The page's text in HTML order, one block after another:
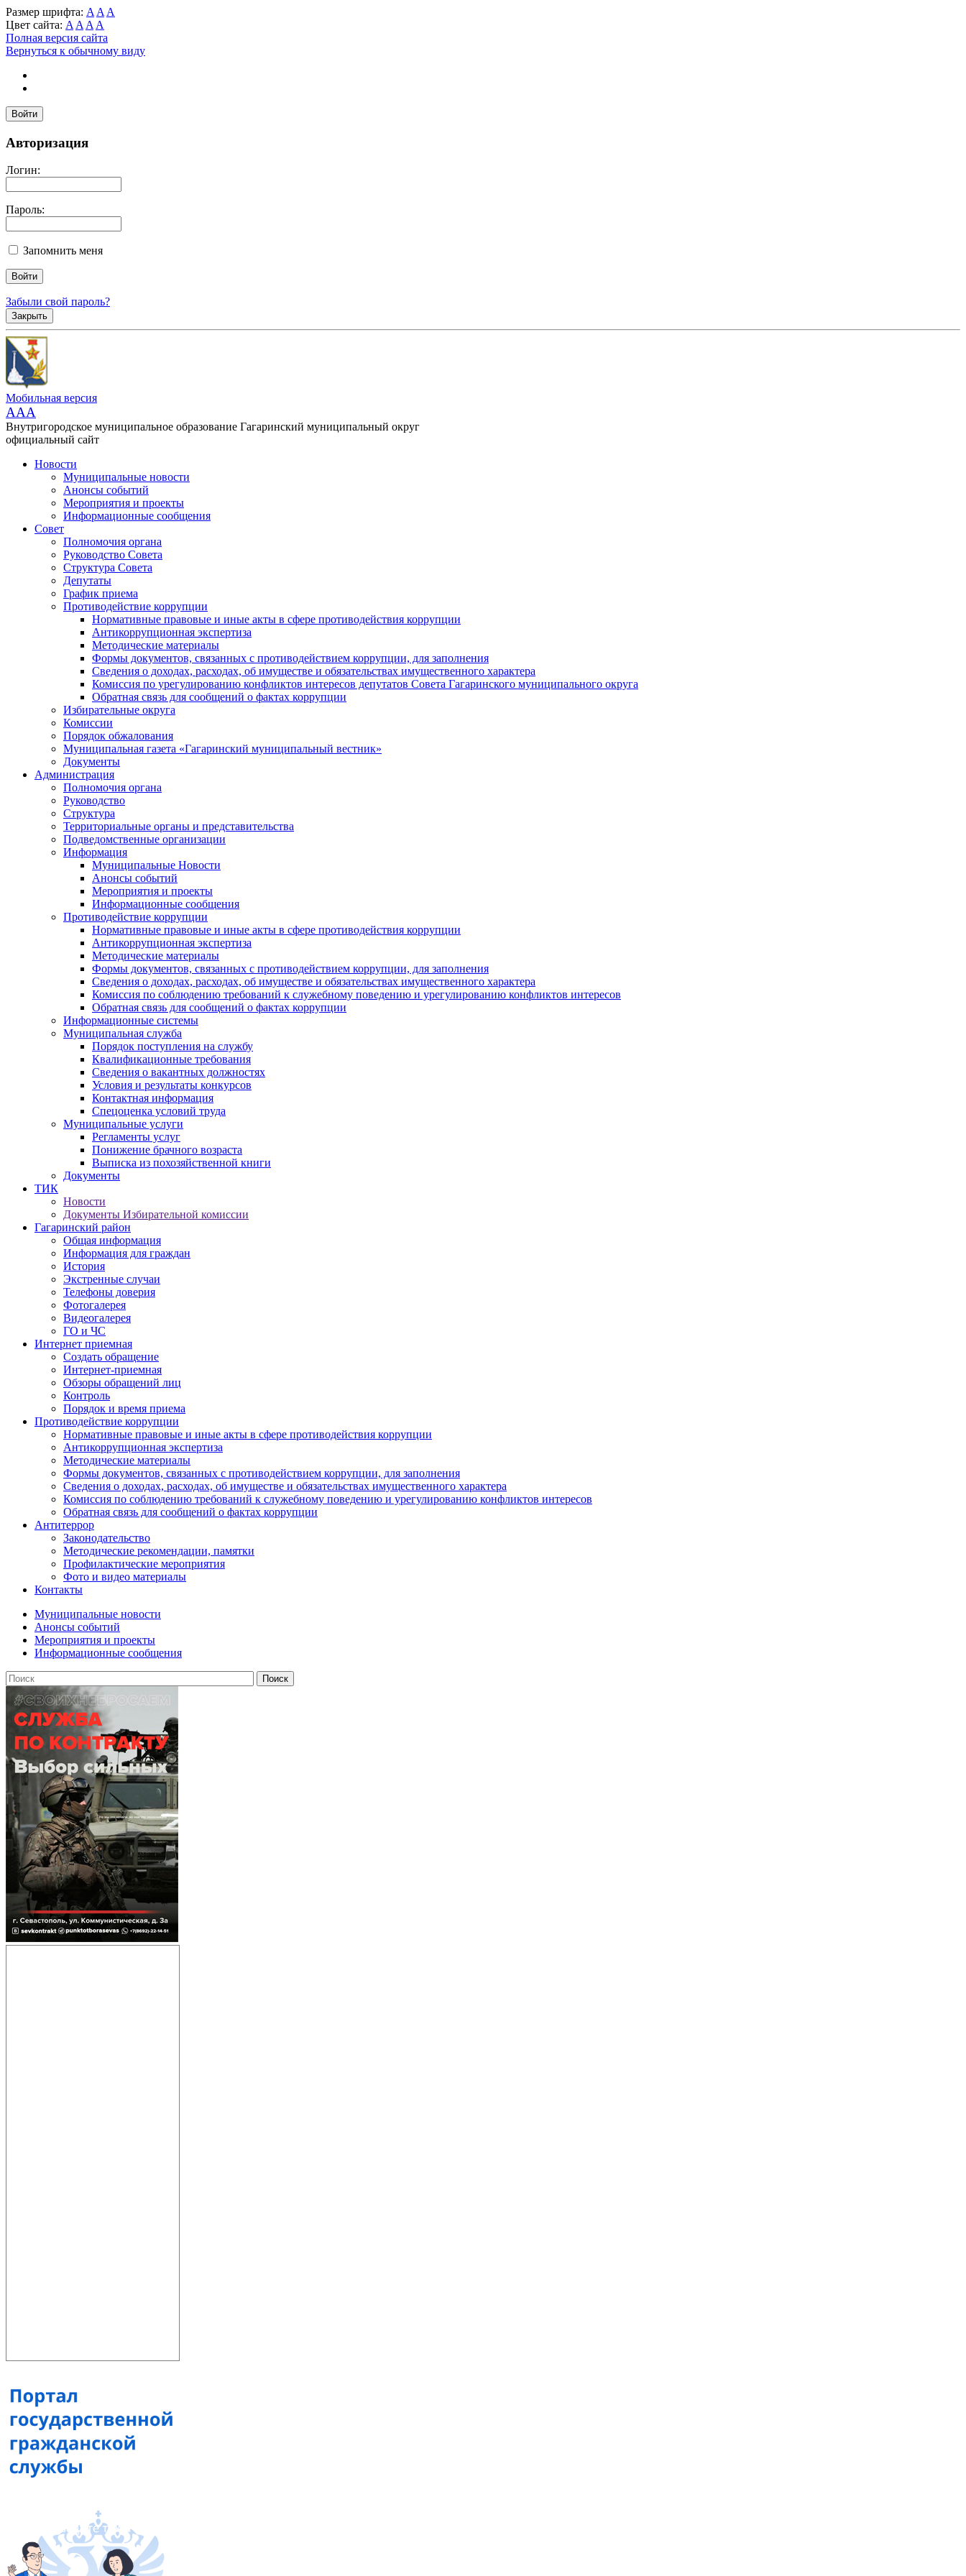
Размер шрифта: A A A
Цвет сайта: A A A A
Полная версия сайта
Вернуться к обычному виду
Войти
Авторизация
Логин:
Пароль:
Запомнить меня
Забыли свой пароль?
Закрыть
Мобильная версия
AAA
Внутригородское муниципальное образование Гагаринский муниципальный округ
официальный сайт
Новости
Муниципальные новости
Анонсы событий
Мероприятия и проекты
Информационные сообщения
Совет
Полномочия органа
Руководство Совета
Структура Совета
Депутаты
График приема
Противодействие коррупции
Нормативные правовые и иные акты в сфере противодействия коррупции
Антикоррупционная экспертиза
Методические материалы
Формы документов, связанных с противодействием коррупции, для заполнения
Сведения о доходах, расходах, об имуществе и обязательствах имущественного характера
Комиссия по урегулированию конфликтов интересов депутатов Совета Гагаринского муниципального округа
Обратная связь для сообщений о фактах коррупции
Избирательные округа
Комиссии
Порядок обжалования
Муниципальная газета «Гагаринский муниципальный вестник»
Документы
Администрация
Полномочия органа
Руководство
Структура
Территориальные органы и представительства
Подведомственные организации
Информация
Муниципальные Новости
Анонсы событий
Мероприятия и проекты
Информационные сообщения
Противодействие коррупции
Нормативные правовые и иные акты в сфере противодействия коррупции
Антикоррупционная экспертиза
Методические материалы
Формы документов, связанных с противодействием коррупции, для заполнения
Сведения о доходах, расходах, об имуществе и обязательствах имущественного характера
Комиссия по соблюдению требований к служебному поведению и урегулированию конфликтов интересов
Обратная связь для сообщений о фактах коррупции
Информационные системы
Муниципальная служба
Порядок поступления на службу
Квалификационные требования
Сведения о вакантных должностях
Условия и результаты конкурсов
Контактная информация
Спецоценка условий труда
Муниципальные услуги
Регламенты услуг
Понижение брачного возраста
Выписка из похозяйственной книги
Документы
ТИК
Новости
Документы Избирательной комиссии
Гагаринский район
Общая информация
Информация для граждан
История
Экстренные случаи
Телефоны доверия
Фотогалерея
Видеогалерея
ГО и ЧС
Интернет приемная
Создать обращение
Интернет-приемная
Обзоры обращений лиц
Контроль
Порядок и время приема
Противодействие коррупции
Нормативные правовые и иные акты в сфере противодействия коррупции
Антикоррупционная экспертиза
Методические материалы
Формы документов, связанных с противодействием коррупции, для заполнения
Сведения о доходах, расходах, об имуществе и обязательствах имущественного характера
Комиссия по соблюдению требований к служебному поведению и урегулированию конфликтов интересов
Обратная связь для сообщений о фактах коррупции
Антитеррор
Законодательство
Методические рекомендации, памятки
Профилактические мероприятия
Фото и видео материалы
Контакты
Муниципальные новости
Анонсы событий
Мероприятия и проекты
Информационные сообщения